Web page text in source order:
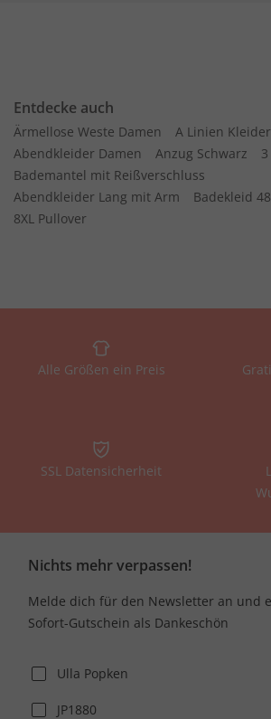
Entdecke auch
Ärmellose Weste Damen
A Linien Kleider
Abendkleider Damen
Anzug Schwarz
Bademantel mit Reißverschluss
Abendkleider Lang mit Arm
Badekleid 48
8XL Pullover
Alle Größen ein Preis
SSL Datensicherheit
Nichts mehr verpassen!
Melde dich für den Newsletter an und
Sofort-Gutschein als Dankeschön
Ulla Popken
JP1880